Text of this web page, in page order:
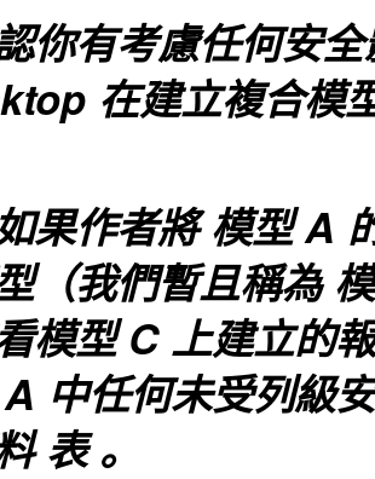
你有考慮任何安
在建立複合模
果作者將模型 A
（我們暫且稱為
模型C 上建立的
A 中任何未受列級
表。